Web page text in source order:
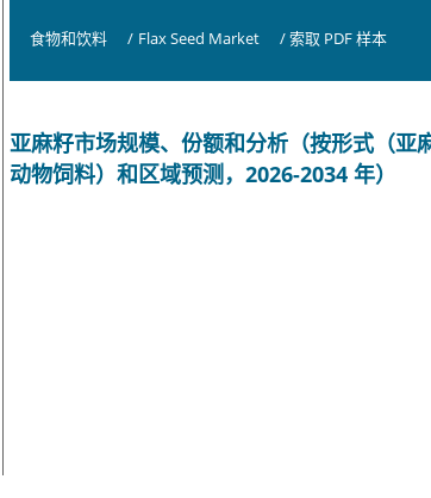
食物和饮料 / Flax Seed Market / 索取 PDF 样本
亚麻籽市场规模、份额和分析（按形式（亚
动物饲料）和区域预测，2026-2034 年）